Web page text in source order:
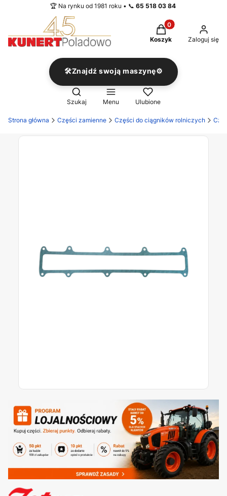
🏆 Na rynku od 1981 roku • 📞 65 518 03 84
Produkty w
Koszyk Zaloguj się
🛠️Znajdź swoją maszynę⚙️
Otwórz wyszukiwarkę
Szukaj Menu Ulubione
Strona główna Części zamienne Części do ciągników rolniczych